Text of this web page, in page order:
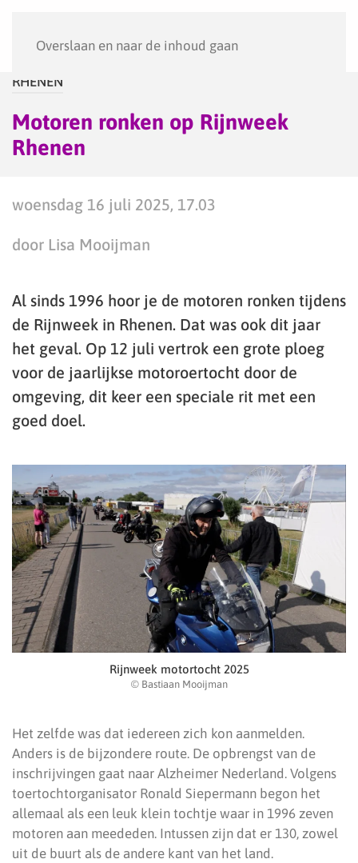
Overslaan en naar de inhoud gaan
RHENEN
Motoren ronken op Rijnweek
Rhenen
woensdag 16 juli 2025, 17.03
door Lisa Mooijman
Al sinds 1996 hoor je de motoren ronken tijdens
de Rijnweek in Rhenen. Dat was ook dit jaar
het geval. Op 12 juli vertrok een grote ploeg
voor de jaarlijkse motoroertocht door de
omgeving, dit keer een speciale rit met een
goed doel.
Rijnweek motortocht 2025
© Bastiaan Mooijman
Het zelfde was dat iedereen zich kon aanmelden.
Anders is de bijzondere route. De opbrengst van de
inschrijvingen gaat naar Alzheimer Nederland. Volgens
toertochtorganisator Ronald Siepermann begon het
allemaal als een leuk klein tochtje waar in 1996 zeven
motoren aan meededen. Intussen zijn dat er 130, zowel
uit de buurt als de andere kant van het land.